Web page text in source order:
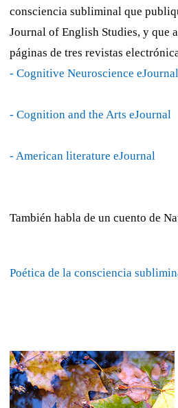
consciencia subliminal que
Journal of English Studies, y que
páginas de tres revistas
- Cognitive Neuroscience eJournal
- Cognition and the Arts eJournal
- American literature eJournal
También habla de un cuento de
Poética de la consciencia